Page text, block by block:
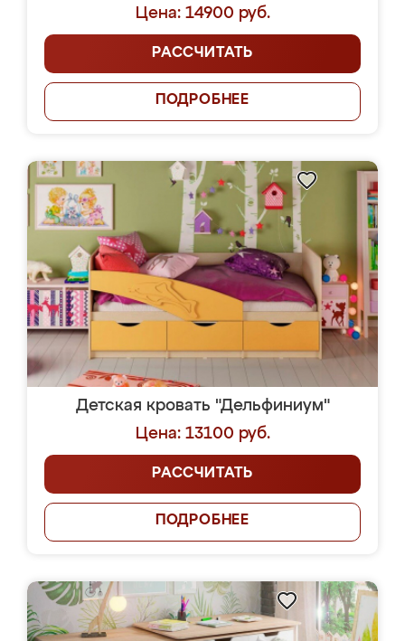
Цена: 14900 руб.
РАССЧИТАТЬ
ПОДРОБНЕЕ
Детская кровать "Дельфиниум"
Цена: 13100 руб.
РАССЧИТАТЬ
ПОДРОБНЕЕ